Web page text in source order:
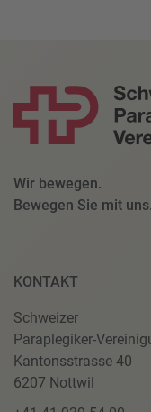
Wir bewegen.
Bewegen Sie mit uns.
KONTAKT
Schweizer
Paraplegiker-
Kantonsstrasse 40
6207 Nottwil